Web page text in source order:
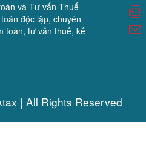
và Tư vấn Thuế
độc lập, chuyên
toán, tư vấn thuế, kế
| All Rights Reserved